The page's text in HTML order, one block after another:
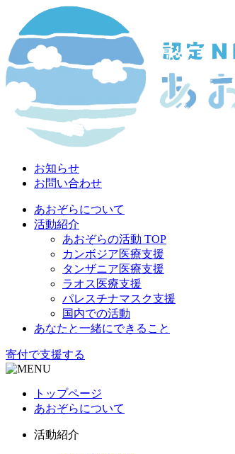
お知らせ
お問い合わせ
あおぞらについて
活動紹介
あおぞらの活動 TOP
カンボジア医療支援
タンザニア医療支援
ラオス医療支援
パレスチナマスク支援
国内での活動
あなたと一緒にできること
寄付で支援する
トップページ
あおぞらについて
活動紹介